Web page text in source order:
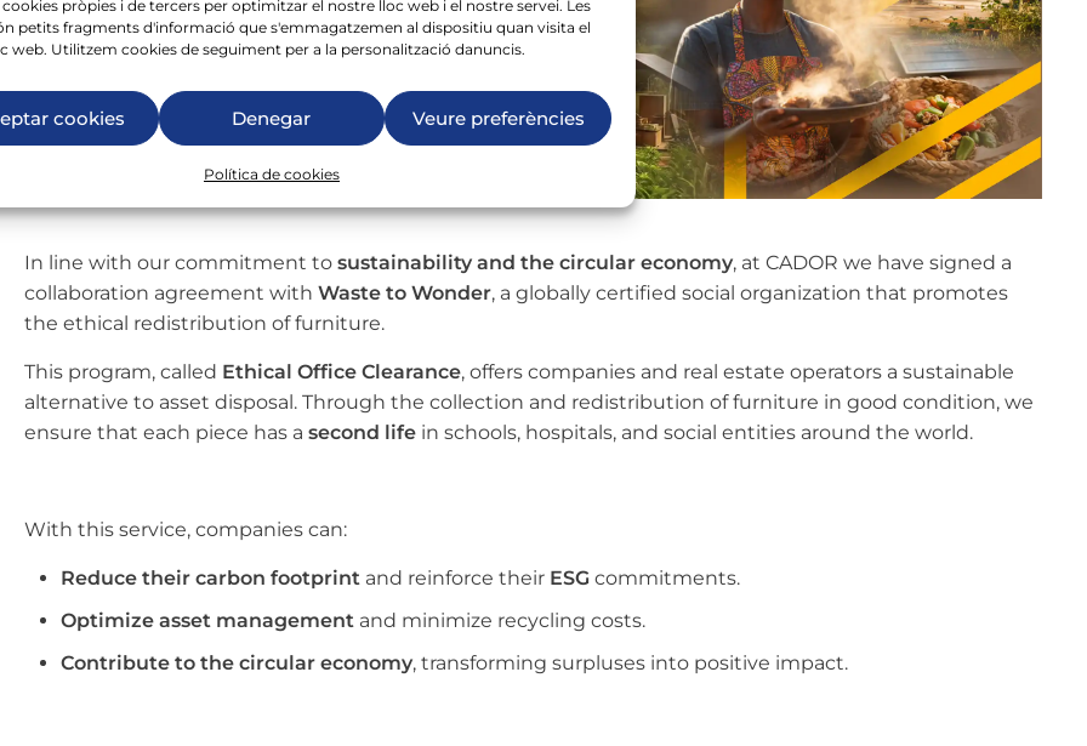
pròpies i de tercers per optimitzar el nostre lloc web i el nostre servei. Les
petits fragments d'informació que s'emmagatzemen al dispositiu quan visita el
web. Utilitzem cookies de seguiment per a la personalització danuncis.
cookies Denegar Veure preferències
Política de cookies
In line with our commitment tosustainability and the circular economy, at CADOR we have signed a
collaboration agreement withWaste to Wonder, a globally certified social organization that promotes
the ethical redistribution of furniture.
This program, called Ethical Office Clearance, offers companies and real estate operators a sustainable
alternative to asset disposal. Through the collection and redistribution of furniture in good condition, we
ensure that each piece has asecond life in schools, hospitals, and social entities around the world.
With this service, companies can:
Reduce their carbon footprint and reinforce their ESG commitments.
Optimize asset management and minimize recycling costs.
Contribute to the circular economy, transforming surpluses into positive impact.